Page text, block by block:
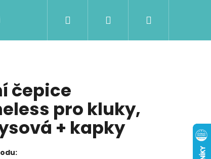
Přihlášení
čepice
pro kluky,
+ kapky